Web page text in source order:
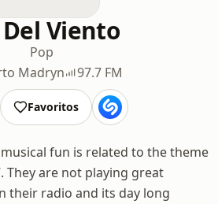
Del Viento
Pop
Madryn
97.7 FM
Favoritos
fun is related to the theme
They are not playing great
their radio and its day long